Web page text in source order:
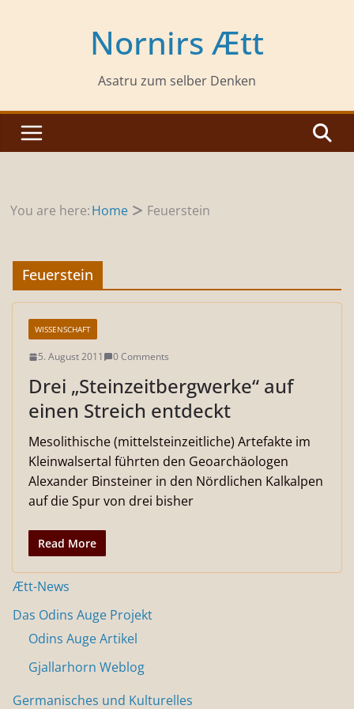
Nornirs Ætt
Asatru zum selber Denken
You are here:Home Feuerstein
Feuerstein
WISSENSCHAFT
5. August 2011 0 Comments
Drei „Steinzeitbergwerke“ auf
einen Streich entdeckt
Mesolithische (mittelsteinzeitliche) Artefakte im
Kleinwalsertal führten den Geoarchäologen
Alexander Binsteiner in den Nördlichen Kalkalpen
auf die Spur von drei bisher
Read More
Ætt-News
Das Odins Auge Projekt
Odins Auge Artikel
Gjallarhorn Weblog
Germanisches und Kulturelles